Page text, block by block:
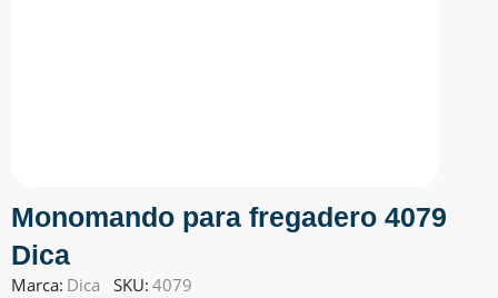
Monomando para fregadero 4079
Dica
Marca: Dica SKU: 4079